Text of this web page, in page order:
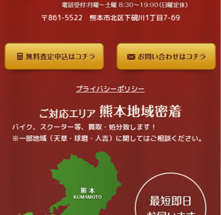
〒861-5522 熊本市北区下硯川1丁目7-69
プライバシーポリシー
バイク、スクーター等、買取・処分致します！
※一部地域（天草・球磨・人吉）に関してはご相談ください。